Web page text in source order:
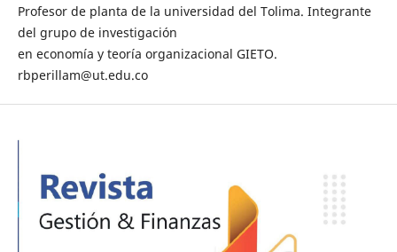
Profesor de planta de la universidad del Tolima. Integrante
del grupo de investigación
en economía y teoría organizacional GIETO.
rbperillam@ut.edu.co